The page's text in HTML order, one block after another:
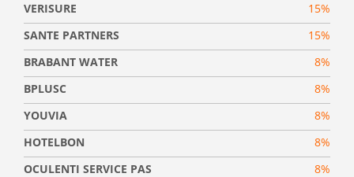
VERISURE
15%
SANTE PARTNERS
15%
BRABANT WATER
8%
BPLUSC
8%
YOUVIA
8%
HOTELBON
8%
OCULENTI SERVICE PAS
8%